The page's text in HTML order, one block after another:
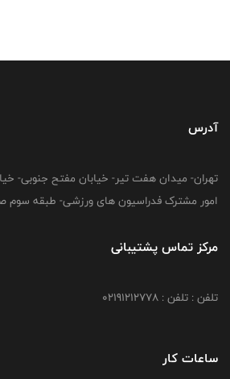
آدرس
امور مشترک فدراسیون های ورزشی- طبقه سوم صندوق
مرکز تماس پشتیبانی
تلفن : تلفن : 02191212778
ساعات کار